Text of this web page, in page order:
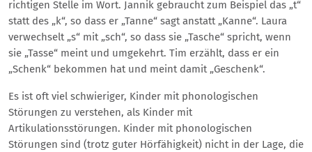
richtigen Stelle im Wort. Jannik gebraucht zum Beispiel das „t“
statt des „k“, so dass er „Tanne“ sagt anstatt „Kanne“. Laura
verwechselt „s“ mit „sch“, so dass sie „Tasche“ spricht, wenn
sie „Tasse“ meint und umgekehrt. Tim erzählt, dass er ein
„Schenk“ bekommen hat und meint damit „Geschenk“.
Es ist oft viel schwieriger, Kinder mit phonologischen
Störungen zu verstehen, als Kinder mit
Artikulationsstörungen. Kinder mit phonologischen
Störungen sind (trotz guter Hörfähigkeit) nicht in der Lage, die